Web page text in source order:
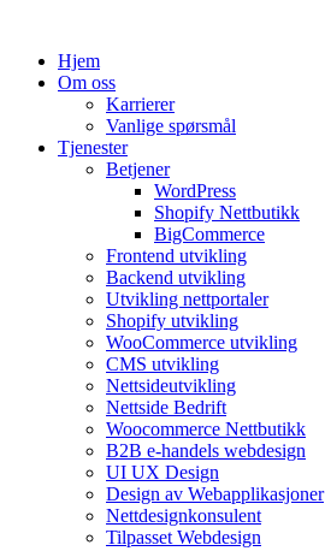
Hjem
Om oss
Karrierer
Vanlige spørsmål
Tjenester
Betjener
WordPress
Shopify Nettbutikk
BigCommerce
Frontend utvikling
Backend utvikling
Utvikling nettportaler
Shopify utvikling
WooCommerce utvikling
CMS utvikling
Nettsideutvikling
Nettside Bedrift
Woocommerce Nettbutikk
B2B e-handels webdesign
UI UX Design
Design av Webapplikasjoner
Nettdesignkonsulent
Tilpasset Webdesign